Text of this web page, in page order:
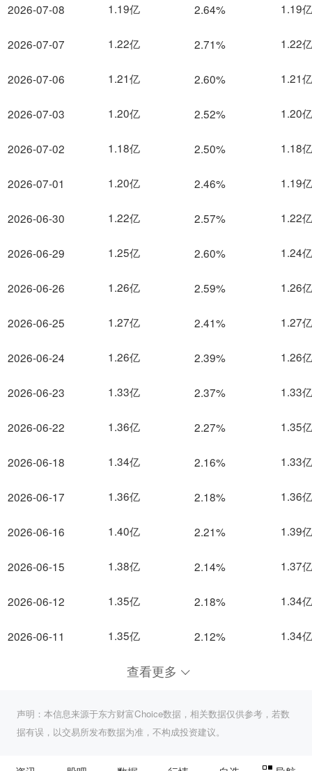
2026-07-08
2026-07-07
2026-07-06
2026-07-03
2026-07-02
2026-07-01
2026-06-30
2026-06-29
2026-06-26
2026-06-25
2026-06-24
2026-06-23
2026-06-22
2026-06-18
2026-06-17
2026-06-16
2026-06-15
2026-06-12
2026-06-11
1.19亿 2.64% 1.19亿
1.22亿 2.71% 1.22亿
1.21亿 2.60% 1.21亿
1.20亿 2.52% 1.20亿
1.18亿 2.50% 1.18亿
1.20亿 2.46% 1.19亿
1.22亿 2.57% 1.22亿
1.25亿 2.60% 1.24亿
1.26亿 2.59% 1.26亿
1.27亿 2.41% 1.27亿
1.26亿 2.39% 1.26亿
1.33亿 2.37% 1.33亿
1.36亿 2.27% 1.35亿
1.34亿 2.16% 1.33亿
1.36亿 2.18% 1.36亿
1.40亿 2.21% 1.39亿
1.38亿 2.14% 1.37亿
1.35亿 2.18% 1.34亿
1.35亿 2.12% 1.34亿
查看更多
声明：本信息来源于东方财富Choice数据，相关数据仅供参考，若数
据有误，以交易所发布数据为准，不构成投资建议。